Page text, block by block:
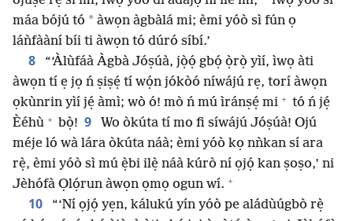
máa bójú tó * àwọn àgbàlá mi; èmi yóò sì fún ọ
láǹfààní bíi ti àwọn tó dúró síbí.’
8
“‘Àlùfáà Àgbà Jóṣúà, jọ̀ọ́ gbọ́ ọ̀rọ̀ yìí, ìwọ àti
àwọn tí ẹ jọ ń ṣiṣẹ́ tí wọ́n jókòó níwájú rẹ, torí àwọn
ọkùnrin yìí jẹ́ àmì; wò ó! mò ń mú ìránṣẹ́ mi + tó ń jẹ́
Èéhù + bọ̀! 9
Wo òkúta tí mo fi síwájú Jóṣúà! Ojú
méje ló wà lára òkúta náà; èmi yóò kọ nǹkan sí ara
rẹ̀, èmi yóò sì mú ẹ̀bi ilẹ̀ náà kúrò ní ọjọ́ kan ṣoṣo,’ ni
Jèhófà Ọlọ́run àwọn ọmọ ogun wí. +
10
“‘Ní ọjọ́ yẹn, kálukú yín yóò pe aládùúgbò rẹ̀